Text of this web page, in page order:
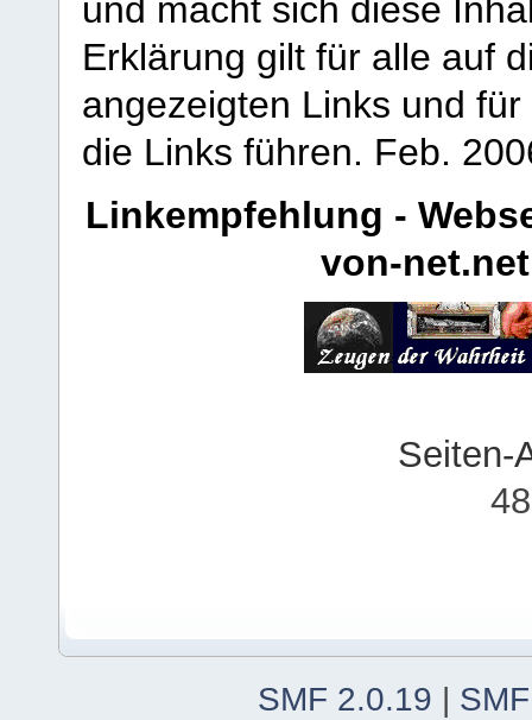
und macht sich diese
Erklärung gilt für alle auf
angezeigten Links und
die Links führen. Feb.
Linkempfehlung -
von-net.net
Seiten-
SMF 2.0.19 |